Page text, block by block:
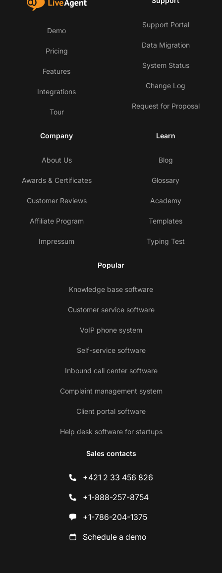
Demo
Pricing
Features
Integrations
Tour
Support Portal
Data Migration
System Status
Change Log
Request for Proposal
Company
About Us
Awards & Certificates
Customer Reviews
Affiliate Program
Impressum
Learn
Blog
Glossary
Academy
Templates
Typing Test
Popular
Knowledge base software
Customer service software
VoIP phone system
Self-service software
Inbound call center software
Complaint management system
Client portal software
Help desk software for startups
Sales contacts
+421 2 33 456 826
+1-888-257-8754
+1-786-204-1375
Schedule a demo